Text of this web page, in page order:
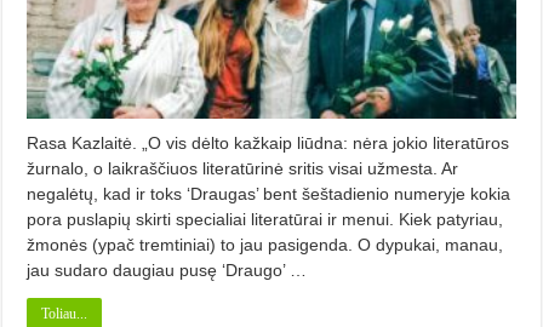
Rasa Kazlaitė. „O vis dėlto kažkaip liūdna: nėra jokio literatūros
žurnalo, o laikraščiuos literatūrinė sritis visai užmesta. Ar
negalėtų, kad ir toks ‘Draugas’ bent šeštadienio numeryje kokia
pora puslapių skirti specialiai literatūrai ir menui. Kiek patyriau,
žmonės (ypač tremtiniai) to jau pasigenda. O dypu­kai, manau,
jau sudaro daugiau pusę ‘Draugo’ …
Toliau...